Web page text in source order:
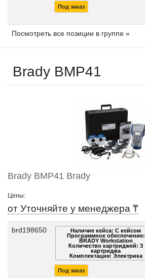
Под заказ
Посмотреть все позиции в группе »
Brady BMP41
Brady BMP41 Brady
Цены:
от Уточняйте у менеджера ₸
brd198650
Наличие кейса: С кейсом
Программное обеспечение:
BRADY Workstation
Количество картриджей: 3
картриджа
Комплектация: Электрика
Под заказ